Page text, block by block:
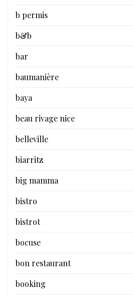
b permis
b&b
bar
baumanière
baya
beau rivage nice
belleville
biarritz
big mamma
bistro
bistrot
bocuse
bon restaurant
booking